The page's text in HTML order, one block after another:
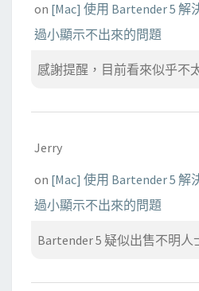
on [Mac] 使用 Bartender 5 解
過小顯示不出來的問題
感謝提醒，目前看來似乎不
Jerry
on [Mac] 使用 Bartender 5 解
過小顯示不出來的問題
Bartender 5 疑似出售不明人